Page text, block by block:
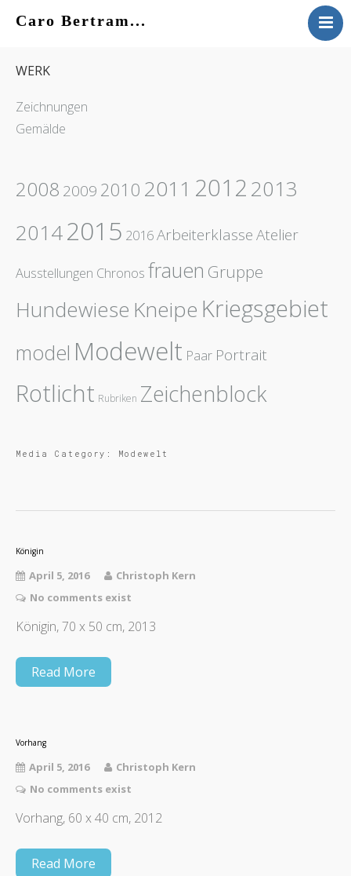
Caro Bertram...
KONTAKT
WERK
Zeichnungen
Gemälde
2008 2009 2010 2011 20122013
20142015 2016ArbeiterklasseAtelier
Ausstellungen Chronos frauen Gruppe
Hundewiese Kneipe Kriegsgebiet
model Modewelt Paar Portrait
Rotlicht Rubriken Zeichenblock
Media Category: Modewelt
Königin
April 5, 2016
Christoph Kern
No comments exist
Königin, 70 x 50 cm, 2013
Read More
Vorhang
April 5, 2016
Christoph Kern
No comments exist
Vorhang, 60 x 40 cm, 2012
Read More